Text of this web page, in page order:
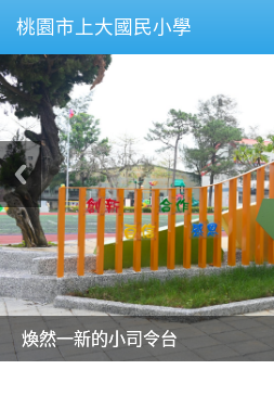
桃園市上大國民小學
美麗的操場是我們活力的來源
美麗的操場是我們活力的來源
煥然一新的小司令台
煥然一新的小司令台
富含桃園埤塘田園風光意象的中廊
富含桃園埤塘田園風光意象的中廊
嶄新的中庭廣場
嶄新的中庭廣場
水生池生生不息
水生池生生不息